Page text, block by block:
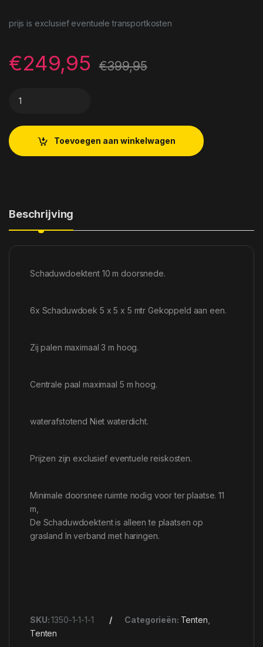
prijs is exclusief eventuele transportkosten
€249,95 €399,95
Toevoegen aan winkelwagen
Beschrijving
Schaduwdoektent 10 m doorsnede.
6x Schaduwdoek 5 x 5 x 5 mtr Gekoppeld aan een.
Zij palen maximaal 3 m hoog.
Centrale paal maximaal 5 m hoog.
waterafstotend Niet waterdicht.
Prijzen zijn exclusief eventuele reiskosten.
Minimale doorsnee ruimte nodig voor ter plaatse. 11
m,
De Schaduwdoektent is alleen te plaatsen op
grasland In verband met haringen.
SKU:1350-1-1-1-1 Categorieën: Tenten
Tenten